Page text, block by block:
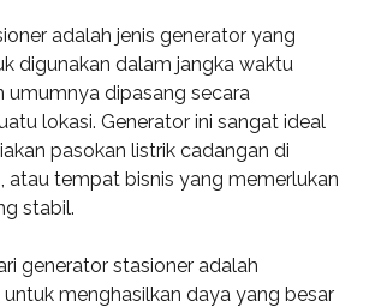
adalah jenis generator yang
digunakan dalam jangka waktu
umumnya dipasang secara
lokasi. Generator ini sangat ideal
pasokan listrik cadangan di
atau tempat bisnis yang memerlukan
stabil.
generator stasioner adalah
menghasilkan daya yang besar